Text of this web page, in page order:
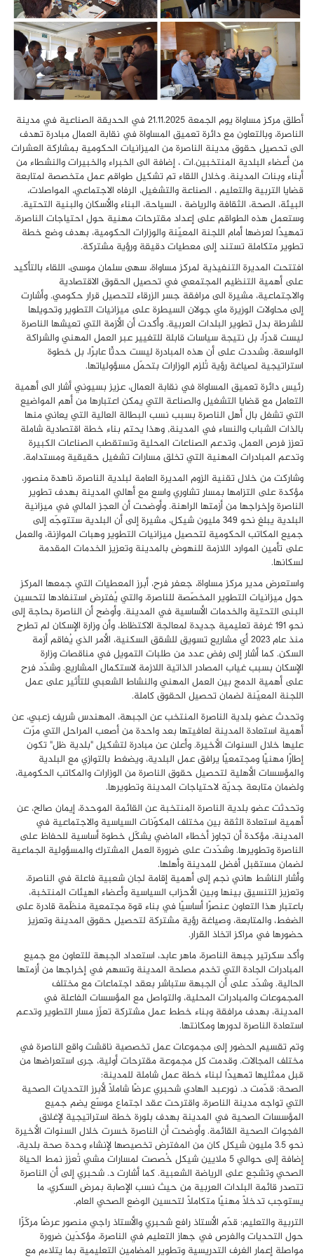
أطلق مركز مساواة يوم الجمعة 21.11.2025 في الحديقة الصناعية في مدينة
الناصرة، وبالتعاون مع دائرة تعميق المساواة في نقابة العمال مبادرة تهدف
الى تحصيل حقوق مدينة الناصرة من الميزانيات الحكومية بمشاركة العشرات
من أعضاء البلدية المنتخبين.ات ، إضافة الى الخبراء والخبيرات والنشطاء من
أبناء وبنات المدينة. وخلال اللقاء تم تشكيل طواقم عمل متخصصة لمتابعة
قضايا التربية والتعليم ، الصناعة والتشغيل، الرفاه الاجتماعي، المواصلات،
البيئة، الصحة، الثقافة والرياضة ، السياحة، البناء والأسكان والبنية التحتية.
وستعمل هذه الطواقم على إعداد مقترحات مهنية حول احتياجات الناصرة،
تمهيدًا لعرضها أمام اللجنة المعيّنة والوزارات الحكومية، بهدف وضع خطة
تطوير متكاملة تستند إلى معطيات دقيقة ورؤية مشتركة.
افتتحت المديرة التنفيذية لمركز مساواة، سهى سلمان موسى، اللقاء بالتأكيد
على أهمية التنظيم المجتمعي في تحصيل الحقوق الاقتصادية
والاجتماعية، مشيرة الى مرافقة جسر الزرقاء لتحصيل قرار حكومي. وأشارت
إلى محاولات الوزيرة ماي جولان السيطرة على ميزانيات التطوير وتحويلها
للشرطة بدل تطوير البلدات العربية. وأكدت أن الأزمة التي تعيشها الناصرة
ليست قدرًا، بل نتيجة سياسات قابلة للتغيير عبر العمل المهني والشراكة
الواسعة. وشددت على أن هذه المبادرة ليست حدثًا عابرًا، بل خطوة
استراتيجية لصياغة رؤية تُلزم الوزارات بتحمّل مسؤولياتها.
رئيس دائرة تعميق المساواة في نقابة العمال، عزيز بسيوني أشار الى أهمية
التعامل مع قضايا التشغيل والصناعة التي يمكن اعتبارها من أهم المواضيع
التي تشغل بال أهل الناصرة بسبب نسب البطالة العالية التي يعاني منها
بالذات الشباب والنساء في المدينة, وهذا يحتم بناء خطة اقتصادية شاملة
تعزز فرص العمل، وتدعم الصناعات المحلية وتستقطب الصناعات الكبيرة
وتدعم المبادرات المهنية التي تخلق مسارات تشغيل حقيقية ومستدامة.
وشاركت من خلال تقنية الزوم المديرة العامة لبلدية الناصرة، ناهدة منصور،
مؤكدة على التزامها بمسار تشاوري واسع مع أهالي المدينة بهدف تطوير
الناصرة وإخراجها من أزمتها الراهنة. وأوضحت أن العجز المالي في ميزانية
البلدية يبلغ نحو 349 مليون شيكل، مشيرة إلى أن البلدية ستتوجّه إلى
جميع المكاتب الحكومية لتحصيل ميزانيات التطوير وهبات الموازنة، والعمل
على تأمين الموارد اللازمة للنهوض بالمدينة وتعزيز الخدمات المقدمة
لسكانها.
واستعرض مدير مركز مساواة، جعفر فرح، أبرز المعطيات التي جمعها المركز
حول ميزانيات التطوير المخصّصة للناصرة، والتي يُفترض استنفادها لتحسين
البنى التحتية والخدمات الأساسية في المدينة. وأوضح أن الناصرة بحاجة إلى
نحو 191 غرفة تعليمية جديدة لمعالجة الاكتظاظ، وأن وزارة الإسكان لم تطرح
منذ عام 2023 أي مشاريع تسويق للشقق السكنية، الأمر الذي يُفاقم أزمة
السكن. كما أشار إلى رفض عدد من طلبات التمويل في مناقصات وزارة
الإسكان بسبب غياب المصادر الذاتية اللازمة لاستكمال المشاريع. وشدّد فرح
على أهمية الدمج بين العمل المهني والنشاط الشعبي للتأثير على عمل
اللجنة المعيّنة لضمان تحصيل الحقوق كاملة.
وتحدث عضو بلدية الناصرة المنتخب عن الجبهة، المهندس شريف زعبي، عن
أهمية استعادة المدينة لعافيتها بعد واحدة من أصعب المراحل التي مرّت
عليها خلال السنوات الأخيرة. وأعلن عن مبادرة لتشكيل "بلدية ظل" تكون
إطارًا مهنيًا ومجتمعيًا يرافق عمل البلدية، ويضغط بالتوازي مع البلدية
والمؤسسات الأهلية لتحصيل حقوق الناصرة من الوزارات والمكاتب الحكومية،
ولضمان متابعة جديّة لاحتياجات المدينة وتطويرها.
وتحدثت عضو بلدية الناصرة المنتخبة عن القائمة الموحدة، إيمان صالح، عن
أهمية استعادة الثقة بين مختلف المكوّنات السياسية والاجتماعية في
المدينة، مؤكدة أن تجاوز أخطاء الماضي يشكّل خطوة أساسية للحفاظ على
الناصرة وتطويرها. وشدّدت على ضرورة العمل المشترك والمسؤولية الجماعية
لضمان مستقبل أفضل للمدينة وأهلها.
وأشار الناشط هاني نجم إلى أهمية إقامة لجان شعبية فاعلة في الناصرة،
وتعزيز التنسيق بينها وبين الأحزاب السياسية وأعضاء الهيئات المنتخبة،
باعتبار هذا التعاون عنصرًا أساسيًا في بناء قوة مجتمعية منظّمة قادرة على
الضغط، والمتابعة، وصياغة رؤية مشتركة لتحصيل حقوق المدينة وتعزيز
حضورها في مراكز اتخاذ القرار.
وأكد سكرتير جبهة الناصرة، ماهر عابد، استعداد الجبهة للتعاون مع جميع
المبادرات الجادة التي تخدم مصلحة المدينة وتسهم في إخراجها من أزمتها
الحالية. وشدّد على أن الجبهة ستباشر بعقد اجتماعات مع مختلف
المجموعات والمبادرات المحلية، والتواصل مع المؤسسات الفاعلة في
المدينة، بهدف مرافقة وبناء خطط عمل مشتركة تعزّز مسار التطوير وتدعم
استعادة الناصرة لدورها ومكانتها.
وتم تقسيم الحضور إلى مجموعات عمل تخصصية ناقشت واقع الناصرة في
مختلف المجالات. وقدمت كل مجموعة مقترحات أولية، جرى استعراضها من
قبل ممثليها تمهيدًا لبناء خطة عمل شاملة للمدينة:
الصحة: قدّمت د. نورعبد الهادي شحبري عرضًا شاملًا لأبرز التحديات الصحية
التي تواجه مدينة الناصرة، واقترحت عقد اجتماع موسّع يضم جميع
المؤسسات الصحية في المدينة بهدف بلورة خطة استراتيجية لإغلاق
الفجوات الصحية القائمة. وأوضحت أن الناصرة خسرت خلال السنوات الأخيرة
نحو 3.5 مليون شيكل كان من المفترض تخصيصها لإنشاء وحدة صحة بلدية،
إضافة إلى حوالي 5 ملايين شيكل خُصصت لمسارات مشي تُعزز نمط الحياة
الصحي وتشجع على الرياضة الشعبية. كما أشارت د. شحبري إلى أن الناصرة
تتصدر قائمة البلدات العربية من حيث نسب الإصابة بمرض السكري، ما
يستوجب تدخلًا مهنيًا متكاملًا لتحسين الوضع الصحي العام.
التربية والتعليم: قدّم الأستاذ رافع شحبري والأستاذ راجي منصور عرضًا مركّزًا
حول التحديات والفرص في جهاز التعليم في الناصرة، مؤكدَين ضرورة
مواصلة إعمار الغرف التدريسية وتطوير المضامين التعليمية بما يتلاءم مع